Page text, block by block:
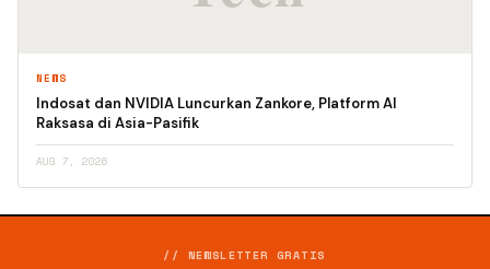
NEWS
Indosat dan NVIDIA Luncurkan Zankore, Platform AI
Raksasa di Asia-Pasifik
AUG 7, 2026
// NEWSLETTER GRATIS